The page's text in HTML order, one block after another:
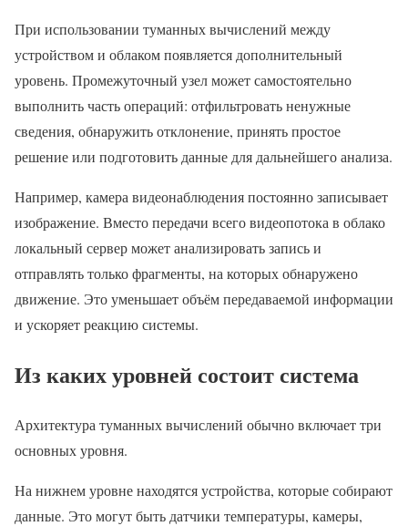
При использовании туманных вычислений между
устройством и облаком появляется дополнительный
уровень. Промежуточный узел может самостоятельно
выполнить часть операций: отфильтровать ненужные
сведения, обнаружить отклонение, принять простое
решение или подготовить данные для дальнейшего анализа.
Например, камера видеонаблюдения постоянно записывает
изображение. Вместо передачи всего видеопотока в облако
локальный сервер может анализировать запись и
отправлять только фрагменты, на которых обнаружено
движение. Это уменьшает объём передаваемой информации
и ускоряет реакцию системы.
Из каких уровней состоит система
Архитектура туманных вычислений обычно включает три
основных уровня.
На нижнем уровне находятся устройства, которые собирают
данные. Это могут быть датчики температуры, камеры,